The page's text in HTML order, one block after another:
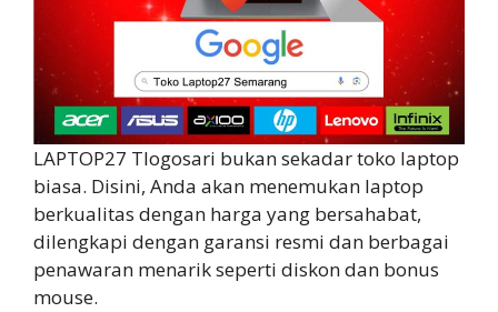
LAPTOP27 Tlogosari bukan sekadar toko laptop
biasa. Disini, Anda akan menemukan laptop
berkualitas dengan harga yang bersahabat,
dilengkapi dengan garansi resmi dan berbagai
penawaran menarik seperti diskon dan bonus
mouse.